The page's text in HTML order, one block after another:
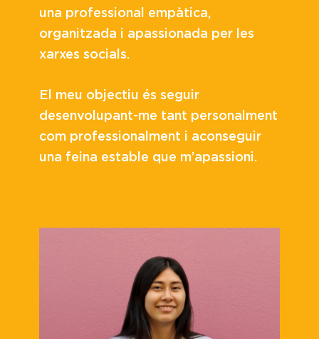
una professional empàtica,
organitzada i apassionada per les
xarxes socials.
El meu objectiu és seguir
desenvolupant-me tant personalment
com professionalment i aconseguir
una feina estable que m’apassioni.